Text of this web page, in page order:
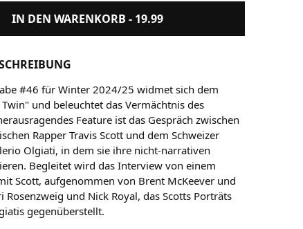
IN DEN WARENKORB - 19.99
#46 für Winter 2024/25 widmet sich dem
und beleuchtet das Vermächtnis des
Feature ist das Gespräch zwischen
Rapper Travis Scott und dem Schweizer
Olgiati, in dem sie ihre nicht-narrativen
Begleitet wird das Interview von einem
Scott, aufgenommen von Brent McKeever und
Rosenzweig und Nick Royal, das Scotts Porträts
gegenüberstellt.